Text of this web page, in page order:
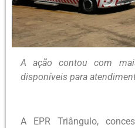
A ação contou com
disponíveis para
A EPR Triângulo,